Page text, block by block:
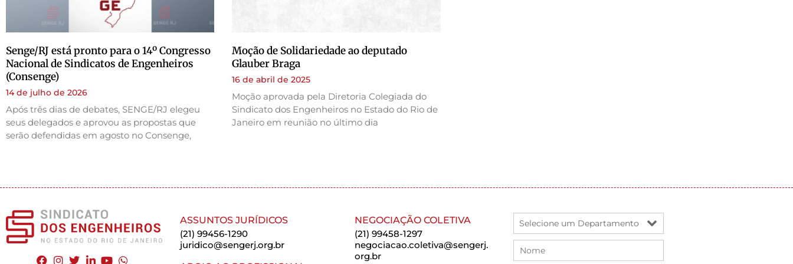
Senge/RJ está pronto para o 14º Congresso
Nacional de Sindicatos de Engenheiros
(Consenge)
14 de julho de 2026
Após três dias de debates, SENGE/RJ elegeu
seus delegados e aprovou as propostas que
serão defendidas em agosto no Consenge,
Moção de Solidariedade ao deputado
Glauber Braga
16 de abril de 2025
Moção aprovada pela Diretoria Colegiada do
Sindicato dos Engenheiros no Estado do Rio de
Janeiro em reunião no último dia
ASSUNTOS JURÍDICOS
(21) 99456-1290
juridico@sengerj.org.br
NEGOCIAÇÃO COLETIVA
(21) 99458-1297
negociacao.coletiva@sengerj.
org.br